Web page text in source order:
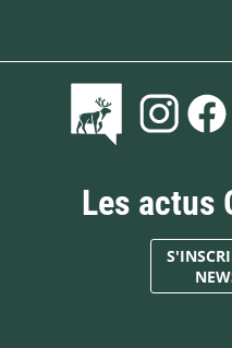
Les actus